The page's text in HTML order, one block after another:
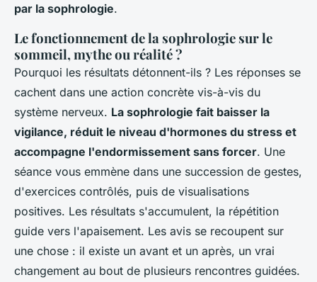
par la sophrologie.
Le fonctionnement de la sophrologie sur le
sommeil, mythe ou réalité ?
Pourquoi les résultats détonnent-ils ? Les réponses se
cachent dans une action concrète vis-à-vis du
système nerveux. La sophrologie fait baisser la
vigilance, réduit le niveau d'hormones du stress et
accompagne l'endormissement sans forcer. Une
séance vous emmène dans une succession de gestes,
d'exercices contrôlés, puis de visualisations
positives. Les résultats s'accumulent, la répétition
guide vers l'apaisement. Les avis se recoupent sur
une chose : il existe un avant et un après, un vrai
changement au bout de plusieurs rencontres guidées.